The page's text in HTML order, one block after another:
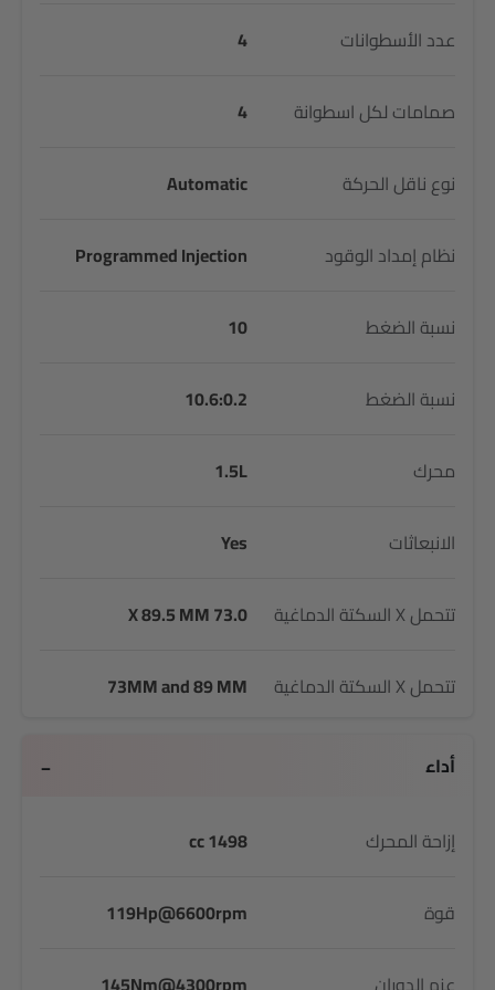
عدد الأسطوانات 4
صمامات لكل اسطوانة 4
نوع ناقل الحركة Automatic
نظام إمداد الوقود Programmed Injection
نسبة الضغط 10
نسبة الضغط 10.6:0.2
محرك 1.5L
الانبعاثات Yes
تتحمل X السكتة الدماغية 73.0 X 89.5 MM
تتحمل X السكتة الدماغية 73MM and 89 MM
أداء
إزاحة المحرك 1498 cc
قوة 119Hp@6600rpm